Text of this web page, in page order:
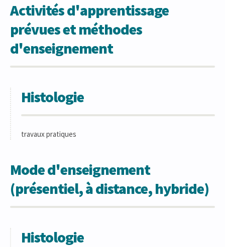
Activités d'apprentissage
prévues et méthodes
d'enseignement
Histologie
travaux pratiques
Mode d'enseignement
(présentiel, à distance, hybride)
Histologie